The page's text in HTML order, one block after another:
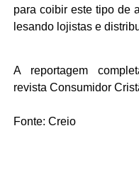
para coibir este tipo de
lesando lojistas e
A reportagem
revista Consumidor
Fonte: Creio